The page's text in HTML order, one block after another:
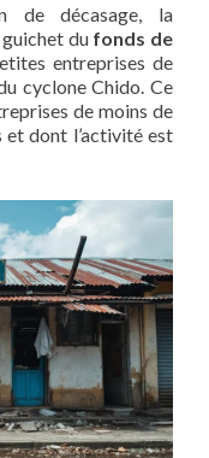
de décasage, la
du fonds de
entreprises de
cyclone Chido. Ce
de moins de
et dont l’activité est